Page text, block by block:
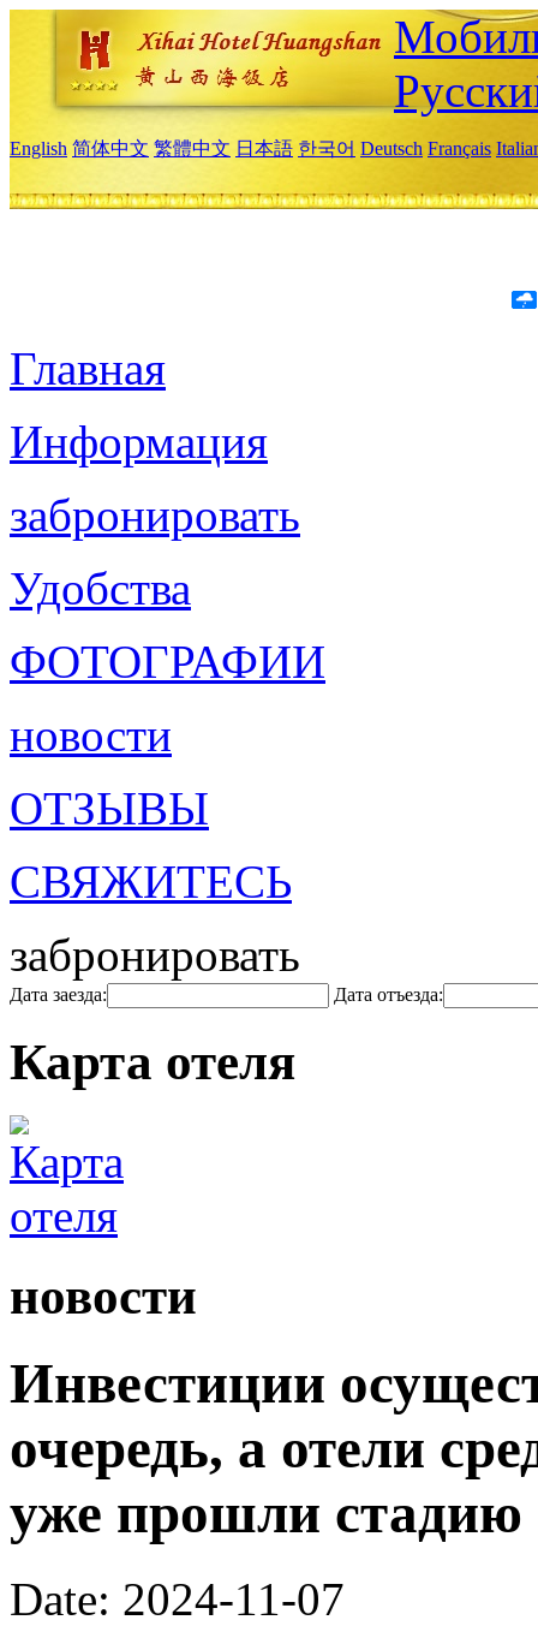
English 简体中文 繁體中文 日本語 한국어 Deutsch Français
Главная
Информация
забронировать
Удобства
ФОТОГРАФИИ
новости
ОТЗЫВЫ
СВЯЖИТЕСЬ
забронировать
Дата заезда: Дата отъезда:
Карта отеля
новости
Инвестиции
очередь, а отели
уже прошли стадию
Date: 2024-11-07